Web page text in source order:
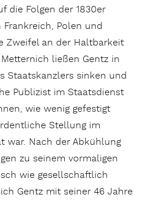
die Folgen der 1830er
Polen und
Zweifel an der Haltbarkeit
ließen Gentz in
Staatskanzlers sinken und
Publizist im Staatsdienst
wie wenig gefestigt
Stellung im
war. Nach der Abkühlung
zu seinem vormaligen
wie gesellschaftlich
Gentz mit seiner 46 Jahre